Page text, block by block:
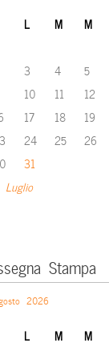
L M M
Luglio
3 4 5
10 11 12
17 18 19
24 25 26
31
Stampa
2026
L M M